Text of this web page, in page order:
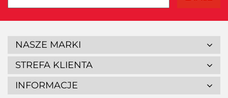
NASZE MARKI
STREFA KLIENTA
INFORMACJE